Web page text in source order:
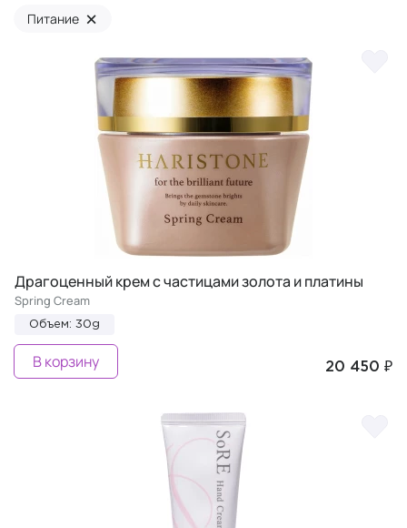
Питание ×
Драгоценный крем с частицами золота и платины
Spring Cream
Объем: 30g
20 450 ₽
В корзину